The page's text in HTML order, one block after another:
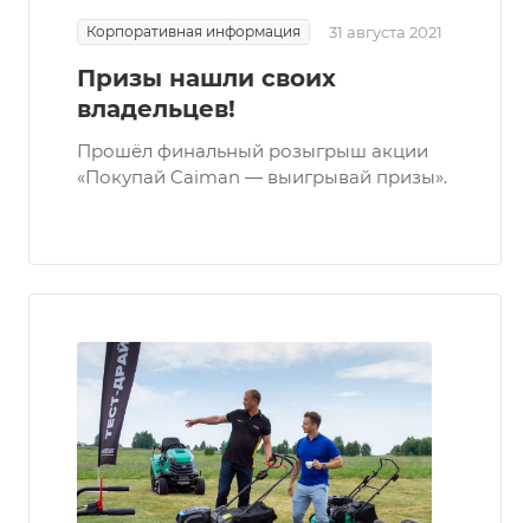
Корпоративная информация 31 августа 2021
Призы нашли своих
владельцев!
Прошёл финальный розыгрыш акции
«Покупай Caiman — выигрывай призы».